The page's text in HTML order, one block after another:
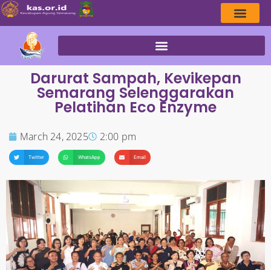
Darurat Sampah, Kevikepan
Semarang Selenggarakan
Pelatihan Eco Enzyme
March 24, 2025 2:00 pm
Twitter WhatsApp Email